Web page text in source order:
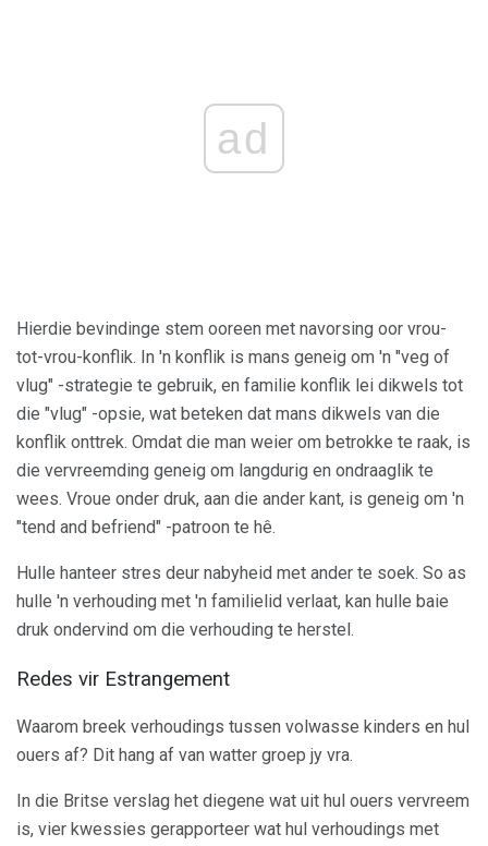
ad
Hierdie bevindinge stem ooreen met navorsing oor vrou-
tot-vrou-konflik. In 'n konflik is mans geneig om 'n "veg of
vlug" -strategie te gebruik, en familie konflik lei dikwels tot
die "vlug" -opsie, wat beteken dat mans dikwels van die
konflik onttrek. Omdat die man weier om betrokke te raak, is
die vervreemding geneig om langdurig en ondraaglik te
wees. Vroue onder druk, aan die ander kant, is geneig om 'n
"tend and befriend" -patroon te hê.
Hulle hanteer stres deur nabyheid met ander te soek. So as
hulle 'n verhouding met 'n familielid verlaat, kan hulle baie
druk ondervind om die verhouding te herstel.
Redes vir Estrangement
Waarom breek verhoudings tussen volwasse kinders en hul
ouers af? Dit hang af van watter groep jy vra.
In die Britse verslag het diegene wat uit hul ouers vervreem
is, vier kwessies gerapporteer wat hul verhoudings met